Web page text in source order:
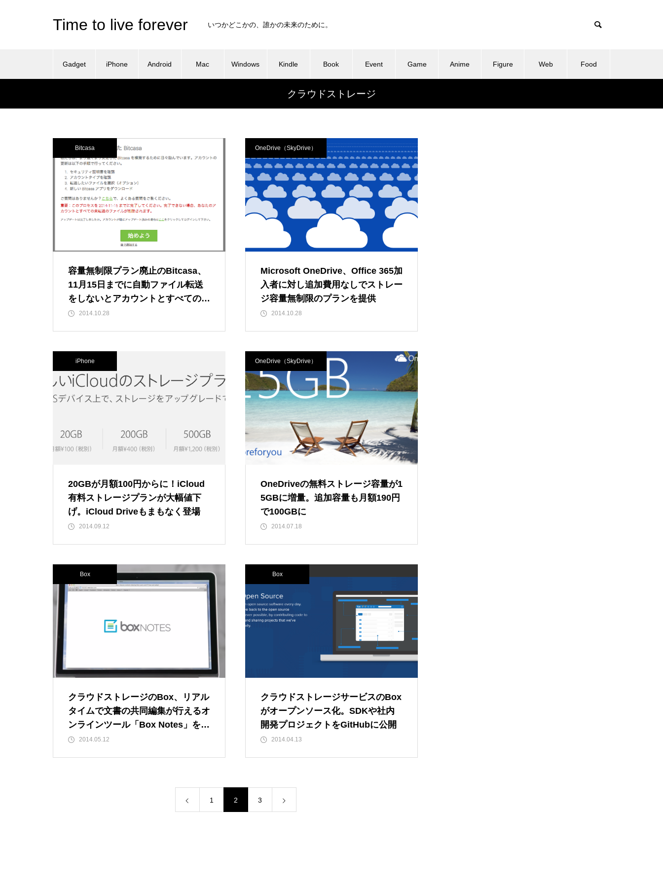
Time to live forever いつかどこかの、誰かの未来のために。
Gadget iPhone Android Mac Windows Kindle Book Event Game Anime Figure Web Food
クラウドストレージ
Bitcasa
容量無制限プラン廃止のBitcasa、
11月15日までに自動ファイル転送
をしないとアカウントとすべてのフ
ァイルが削除
2014.10.28
OneDrive（SkyDrive）
Microsoft OneDrive、Office 365加
入者に対し追加費用なしでストレー
ジ容量無制限のプランを提供
2014.10.28
iPhone
20GBが月額100円からに！iCloud
有料ストレージプランが大幅値下
げ。iCloud Driveもまもなく登場
2014.09.12
OneDrive（SkyDrive）
OneDriveの無料ストレージ容量が1
5GBに増量。追加容量も月額190円
で100GBに
2014.07.18
Box
クラウドストレージのBox、リアル
タイムで文書の共同編集が行えるオ
ンラインツール「Box Notes」を提
供開始
2014.05.12
Box
クラウドストレージサービスのBox
がオープンソース化。SDKや社内
開発プロジェクトをGitHubに公開
2014.04.13
1 2 3